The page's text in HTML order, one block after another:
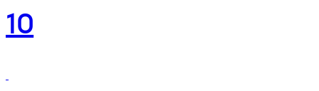
10